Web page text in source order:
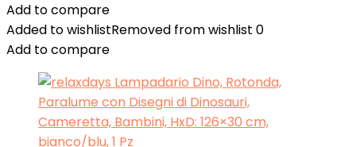
Add to compare
Added to wishlistRemoved from wishlist 0
Add to compare